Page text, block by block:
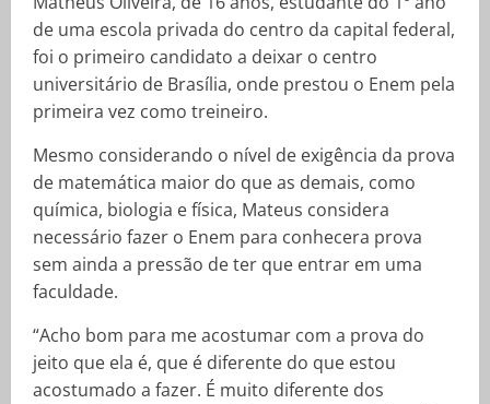
de uma escola privada do centro da capital federal,
foi o primeiro candidato a deixar o centro
universitário de Brasília, onde prestou o Enem pela
primeira vez como treineiro.
Mesmo considerando o nível de exigência da prova
de matemática maior do que as demais, como
química, biologia e física, Mateus considera
necessário fazer o Enem para conhecera prova
sem ainda a pressão de ter que entrar em uma
faculdade.
“Acho bom para me acostumar com a prova do
jeito que ela é, que é diferente do que estou
acostumado a fazer. É muito diferente dos